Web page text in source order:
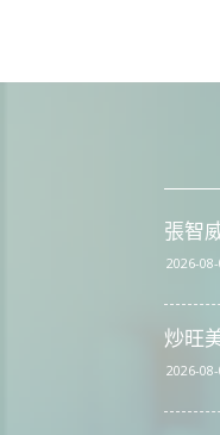
張智
2026-
炒旺
2026-